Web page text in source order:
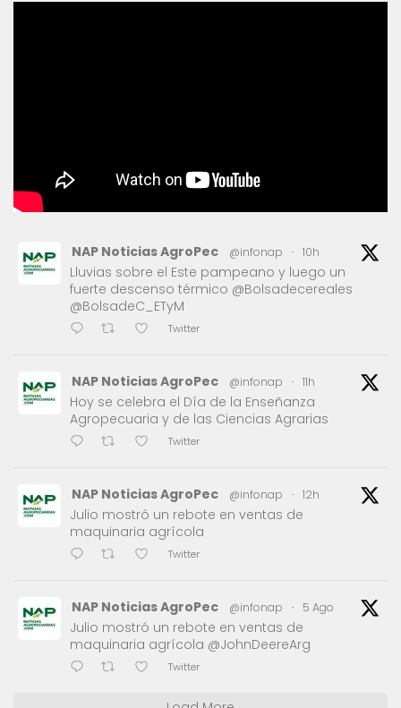
NAP Noticias AgroPec @infonap · 10h
Lluvias sobre el Este pampeano y luego un
fuerte descenso térmico @Bolsadecereales
@BolsadeC_ETyM
Twitter
NAP Noticias AgroPec @infonap · 11h
Hoy se celebra el Día de la Enseñanza
Agropecuaria y de las Ciencias Agrarias
Twitter
NAP Noticias AgroPec @infonap · 12h
Julio mostró un rebote en ventas de
maquinaria agrícola
Twitter
NAP Noticias AgroPec @infonap · 5 Ago
Julio mostró un rebote en ventas de
maquinaria agrícola @JohnDeereArg
Twitter